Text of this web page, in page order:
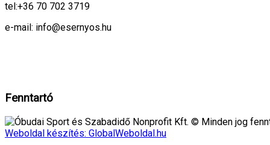
tel:+36 70 702 3719
e-mail: info@esernyos.hu
Fenntartó
Óbudai Sport és Szabadidő Nonprofit Kft. © Minden jog
Weboldal készítés: GlobalWeboldal.hu